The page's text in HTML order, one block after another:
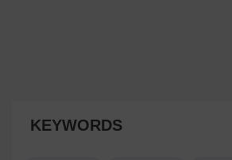
KEYWORDS